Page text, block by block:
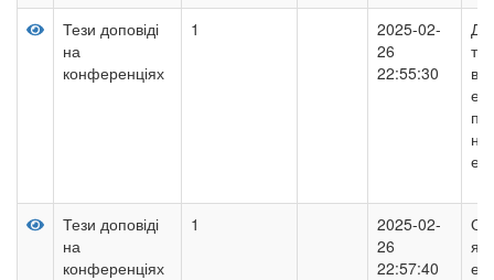
Тези доповіді
на
конференціях
1
2025-02-
26
22:55:30
в
Тези доповіді
на
конференціях
1
2025-02-
26
22:57:40